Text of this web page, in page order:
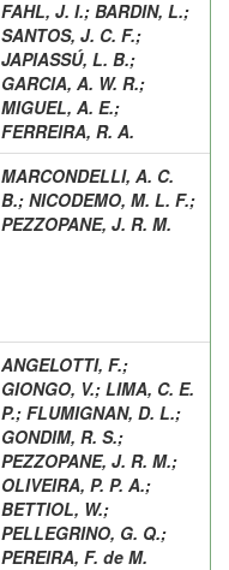
FAHL, J. I.; BARDIN, L.;
SANTOS, J. C. F.;
JAPIASSÚ, L. B.;
GARCIA, A. W. R.;
MIGUEL, A. E.;
FERREIRA, R. A.
MARCONDELLI, A. C.
B.; NICODEMO, M. L. F.;
PEZZOPANE, J. R. M.
ANGELOTTI, F.;
GIONGO, V.; LIMA, C. E.
P.; FLUMIGNAN, D. L.;
GONDIM, R. S.;
PEZZOPANE, J. R. M.;
OLIVEIRA, P. P. A.;
BETTIOL, W.;
PELLEGRINO, G. Q.;
PEREIRA, F. de M.